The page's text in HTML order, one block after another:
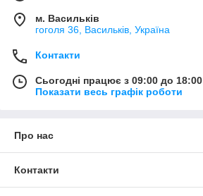
м. Васильків
гоголя 36, Васильків, Україна
Контакти
Сьогодні працює з 09:00 до 18:00
Показати весь графік роботи
Про нас
Контакти